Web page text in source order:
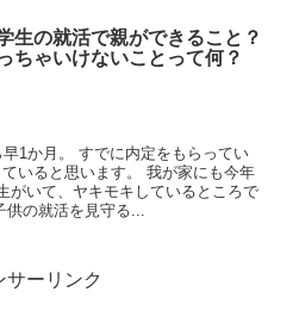
生の就活で親ができること？
ちゃいけないことって何？
1か月。 すでに内定をもらってい
いると思います。 我が家にも今年
がいて、ヤキモキしているところで
供の就活を見守る...
サーリンク